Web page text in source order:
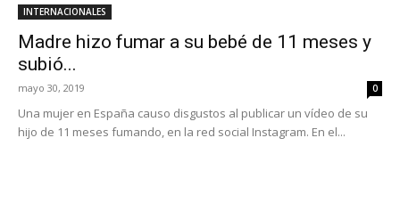
INTERNACIONALES
Madre hizo fumar a su bebé de 11 meses y
subió...
mayo 30, 2019 0
Una mujer en España causo disgustos al publicar un vídeo de su
hijo de 11 meses fumando, en la red social Instagram. En el...